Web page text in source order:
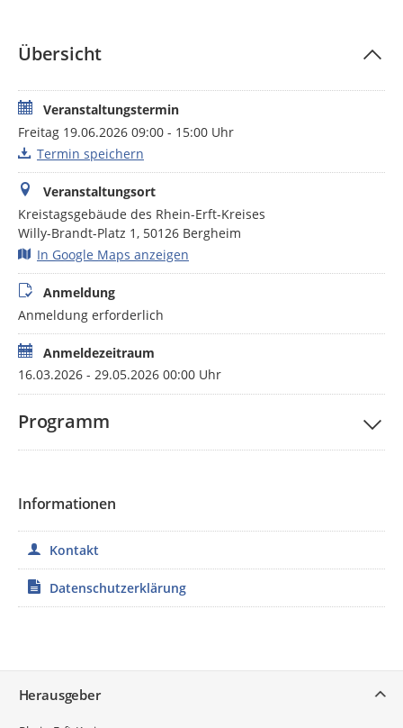
Entwicklung und Gestaltung
Im Mittelpunkt der Konferenz stehen fachliche Impulse, ein
großgruppentaugliches Format zum Austausch
unterschiedlicher Perspektiven und praxisorientierte
Arbeitsphasen zur Entwicklung konkreter Ziele.
Übersicht
Veranstaltungstermin
Freitag 19.06.2026 09:00 - 15:00 Uhr
Termin speichern
Veranstaltungsort
Kreistagsgebäude des Rhein-Erft-Kreises
Willy-Brandt-Platz 1, 50126 Bergheim
In Google Maps anzeigen
Anmeldung
Anmeldung erforderlich
Anmeldezeitraum
16.03.2026 - 29.05.2026 00:00 Uhr
Programm
Informationen
Kontakt
Datenschutzerklärung
Herausgeber